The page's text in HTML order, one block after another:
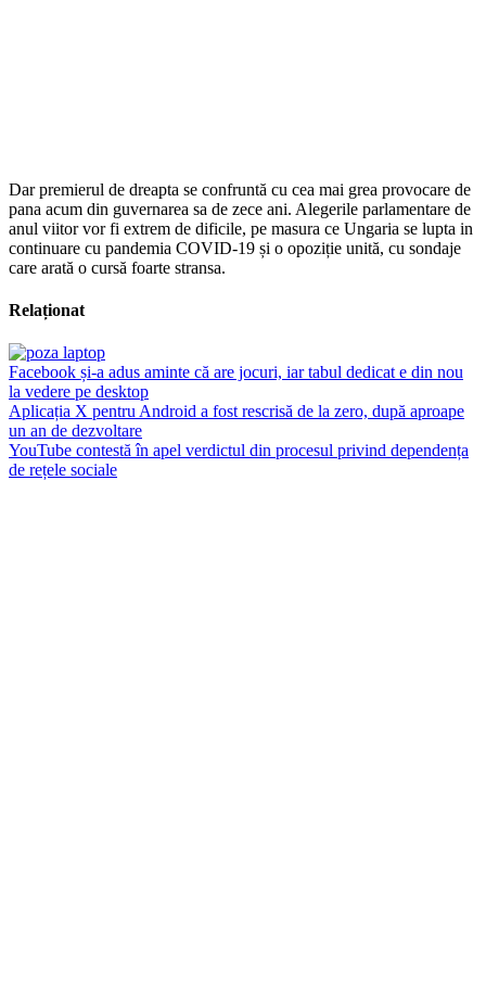
Dar premierul de dreapta se confruntă cu cea mai grea provocare de
pana acum din guvernarea sa de zece ani. Alegerile parlamentare de
anul viitor vor fi extrem de dificile, pe masura ce Ungaria se lupta in
continuare cu pandemia COVID-19 și o opoziție unită, cu sondaje
care arată o cursă foarte stransa.
Relaționat
Facebook și-a adus aminte că are jocuri, iar tabul dedicat e din nou
la vedere pe desktop
Aplicația X pentru Android a fost rescrisă de la zero, după aproape
un an de dezvoltare
YouTube contestă în apel verdictul din procesul privind dependența
de rețele sociale